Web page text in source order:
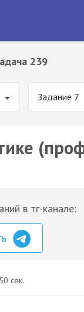
239
Задание 7
в тг-канале:
сек.